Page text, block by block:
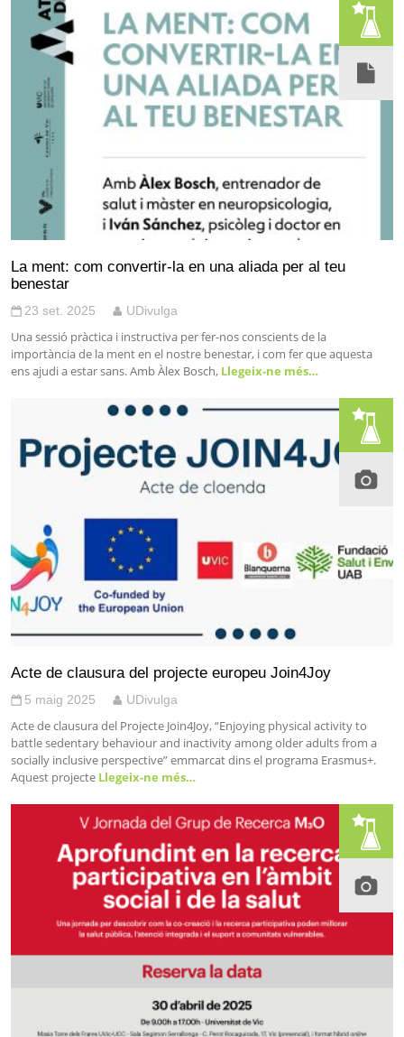
La ment: com convertir-la en una aliada per al teu
benestar
23 set. 2025 UDivulga
Una sessió pràctica i instructiva per fer-nos conscients de la
importància de la ment en el nostre benestar, i com fer que aquesta
ens ajudi a estar sans. Amb Àlex Bosch, Llegeix-ne més…
Acte de clausura del projecte europeu Join4Joy
5 maig 2025 UDivulga
Acte de clausura del Projecte Join4Joy, “Enjoying physical activity to
battle sedentary behaviour and inactivity among older adults from a
socially inclusive perspective” emmarcat dins el programa Erasmus+.
Aquest projecte Llegeix-ne més…